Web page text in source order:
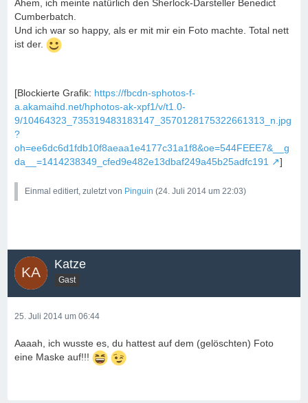
Ähem, ich meinte natürlich den Sherlock-Darsteller Benedict
Cumberbatch.
Und ich war so happy, als er mit mir ein Foto machte. Total nett
ist der.
[Blockierte Grafik: https://fbcdn-sphotos-f-
a.akamaihd.net/hphotos-ak-xpf1/v/t1.0-
9/10464323_735319483183147_3570128175322661313_n.jpg
?
oh=ee6dc6d1fdb10f8aeaa1e4177c31a1f8&oe=544FEEE7&__g
da__=1414238349_cfed9e482e13dbaf249a45b25adfc191
]
Einmal editiert, zuletzt von Pinguin (24. Juli 2014 um 22:03)
Katze
Gast
25. Juli 2014 um 06:44
Aaaah, ich wusste es, du hattest auf dem (gelöschten) Foto
eine Maske auf!!!